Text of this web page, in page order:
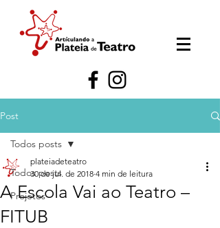
Post
Todos posts
Projetos
Todos posts
A Escola Vai ao Teatro –
FITUB
plateiadeteatro
30 de jul. de 2018 4 min de leitura